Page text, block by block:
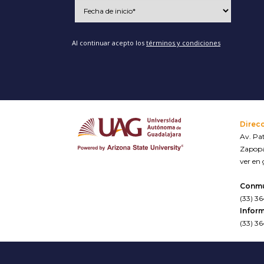
Al continuar acepto los términos y condiciones
Av.
ver en
(33)
(33)